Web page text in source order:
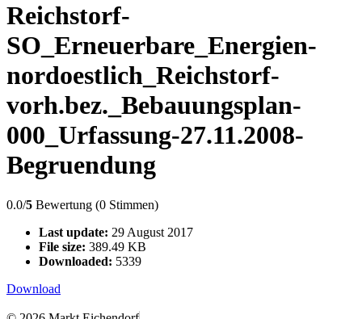
Reichstorf-
SO_Erneuerbare_Energien-
nordoestlich_Reichstorf-
vorh.bez._Bebauungsplan-
000_Urfassung-27.11.2008-
Begruendung
0.0/5 Bewertung (0 Stimmen)
Last update: 29 August 2017
File size: 389.49 KB
Downloaded: 5339
Download